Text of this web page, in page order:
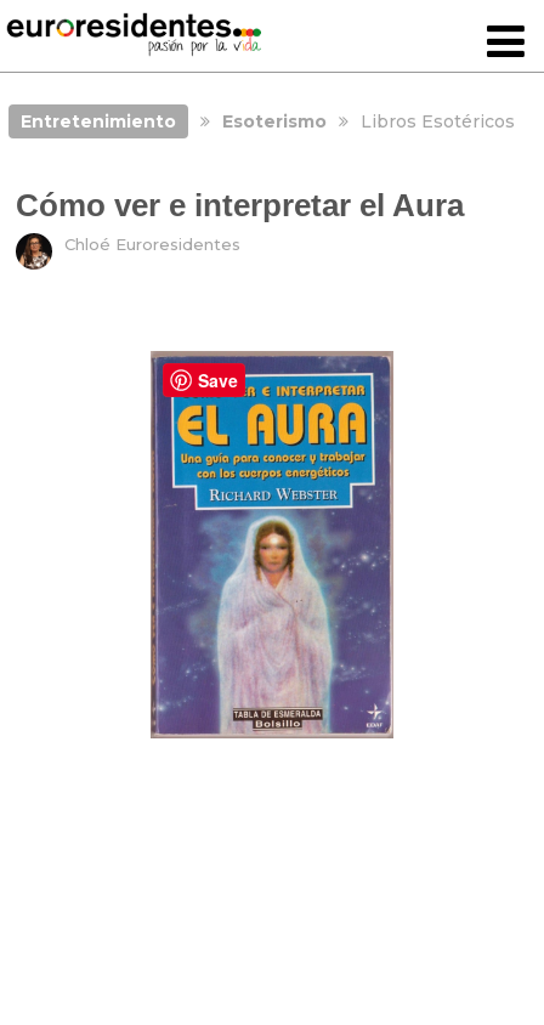
Entretenimiento Esoterismo Libros Esotéricos
Cómo ver e interpretar el Aura
Chloé Euroresidentes
Save